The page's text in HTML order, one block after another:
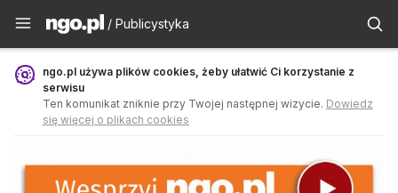
Publicystyka - ngo.pl
/ Publicystyka
ngo.pl używa plików cookies, żeby ułatwić Ci korzystanie z
serwisu
Ten komunikat zniknie przy Twojej następnej wizycie. Dowiedz
się więcej o plikach cookies